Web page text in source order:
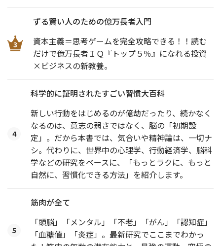
3
ずる賢い人のための億万長者入門
資本主義＝思考ゲームを完全攻略できる！！読む
だけで億万長者ＩＱ『トップ５％』になれる投資
×ビジネスの新教養。
4
科学的に証明されたすごい習慣大百科
新しい行動をはじめるのが億劫だったり、続かなく
なるのは、意志の弱さではなく、脳の「初期設
定」。だから本書では、気合いや精神論は、一切ナ
シ。代わりに、世界中の心理学、行動経済学、脳科
学などの研究をベースに、「もっとラクに、もっと
自然に、習慣化できる方法」を紹介します。
5
筋肉が全て
「頭脳」「メンタル」「不老」「がん」「認知症」
「血糖値」「炎症」。最新研究でここまでわかっ